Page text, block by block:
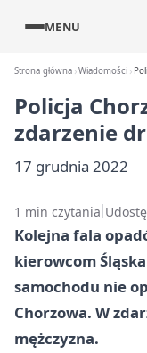
MENU
Strona główna Wiadomości
Policja
zdarzenie
17 grudnia 2022
1 min czytania
Kolejna fala
kierowcom
samochodu nie
Chorzowa. W
mężczyzna.